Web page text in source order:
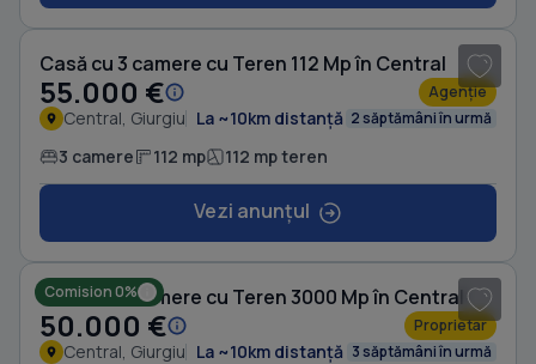
Casă cu 3 camere cu Teren 112 Mp în Central
55.000 € Agenție
Central, Giurgiu La ~10km distanță 2 săptămâni în urmă
3 camere 112 mp 112 mp teren
Vezi anunțul
Comision 0%
Casă cu 3 camere cu Teren 3000 Mp în Central
50.000 € Proprietar
Central, Giurgiu La ~10km distanță 3 săptămâni în urmă